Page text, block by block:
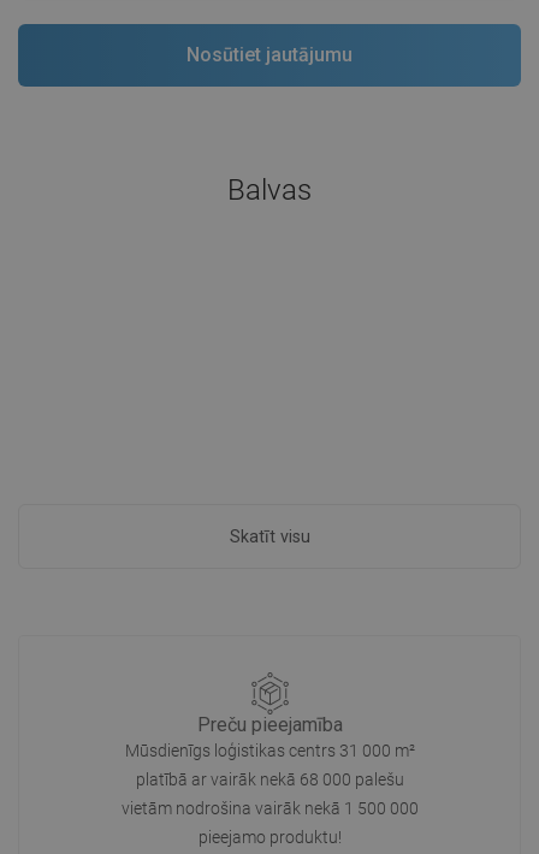
Balvas
Skatīt visu
Preču pieejamība
Mūsdienīgs loģistikas centrs 31 000 m²
platībā ar vairāk nekā 68 000 palešu
vietām nodrošina vairāk nekā 1 500 000
pieejamo produktu!